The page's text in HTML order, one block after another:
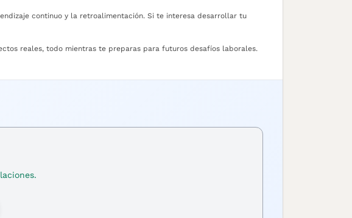
continuo y la retroalimentación. Si te interesa desarrollar tu
reales, todo mientras te preparas para futuros desafíos laborales.